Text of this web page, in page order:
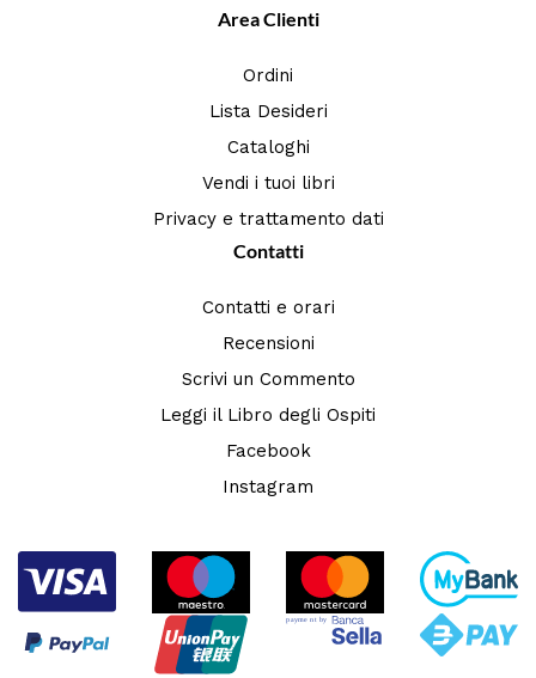
Area Clienti
Ordini
Lista Desideri
Cataloghi
Vendi i tuoi libri
Privacy e trattamento dati
Contatti
Contatti e orari
Recensioni
Scrivi un Commento
Leggi il Libro degli Ospiti
Facebook
Instagram